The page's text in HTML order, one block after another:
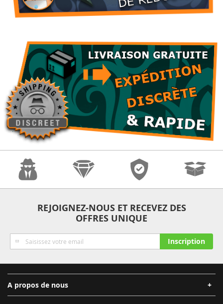
REJOIGNEZ-NOUS ET RECEVEZ DES
OFFRES UNIQUE
Inscription
à
d’information
:
Inscription
A propos de nous